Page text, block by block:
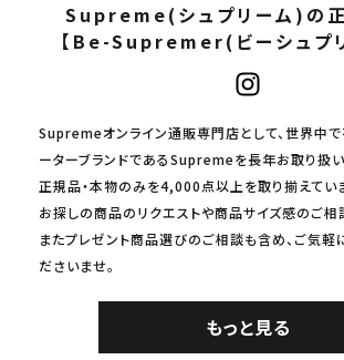
Supreme(シュプリーム)の
【Be-Supremer(ビーシュプ
Supremeオンライン通販専門店として、世界中
ーターブランドであるSupremeを長年お取り扱い
正規品・本物のみを4,000点以上を取り揃えてい
お探しの商品のリクエストや商品サイズ感のご相
またプレゼント商品選びのご相談も含め、ご気軽
ださいませ。
もっと見る